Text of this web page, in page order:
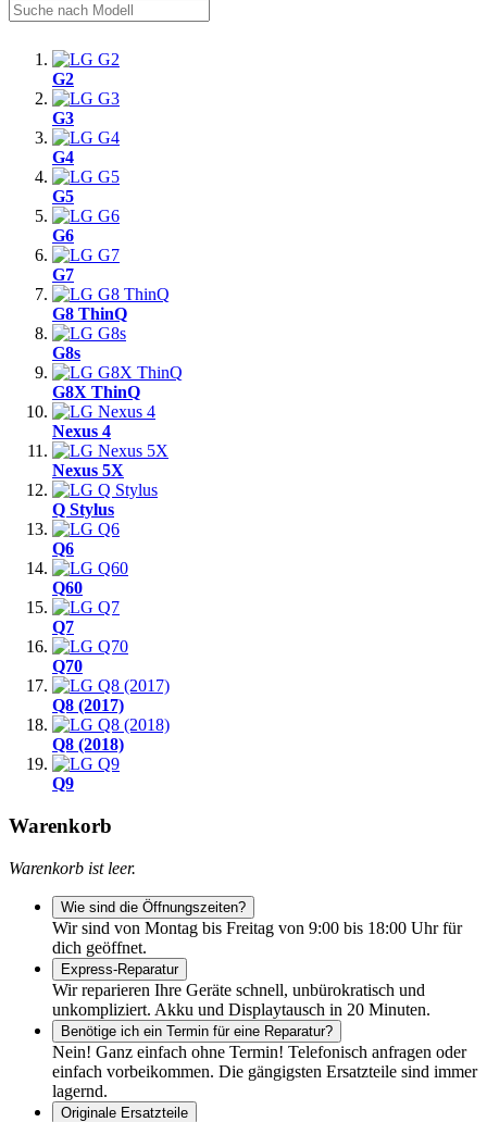
G2
G3
G4
G5
G6
G7
G8 ThinQ
G8s
G8X ThinQ
Nexus 4
Nexus 5X
Q Stylus
Q6
Q60
Q7
Q70
Q8 (2017)
Q8 (2018)
Q9
Warenkorb
Warenkorb ist leer.
Wie sind die Öffnungszeiten?
Wir sind von Montag bis Freitag von 9:00 bis 18:00 Uhr für
dich geöffnet.
Express-Reparatur
Wir reparieren Ihre Geräte schnell, unbürokratisch und
unkompliziert. Akku und Displaytausch in 20 Minuten.
Benötige ich ein Termin für eine Reparatur?
Nein! Ganz einfach ohne Termin! Telefonisch anfragen oder
einfach vorbeikommen. Die gängigsten Ersatzteile sind immer
lagernd.
Originale Ersatzteile